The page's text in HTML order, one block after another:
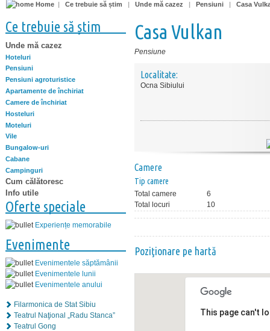
Home | Ce trebuie să știm | Unde mă cazez | Pensiuni | Casa
Ce trebuie să știm
Unde mă cazez
Hoteluri
Pensiuni
Pensiuni agroturistice
Apartamente de închiriat
Camere de închiriat
Hosteluri
Moteluri
Vile
Bungalow-uri
Cabane
Campinguri
Cum călătoresc
Info utile
Oferte speciale
Experiențe memorabile
Evenimente
Evenimentele săptămânii
Evenimentele lunii
Evenimentele anului
Filarmonica de Stat Sibiu
Teatrul Naţional „Radu Stanca”
Teatrul Gong
Casa Vulkan
Pensiune
Localitate:
Ocna Sibiului
Camere
Tip camere
Total camere
6
Total locuri
10
Poziţionare pe hartă
This page can't